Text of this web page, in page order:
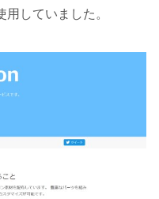
していました。